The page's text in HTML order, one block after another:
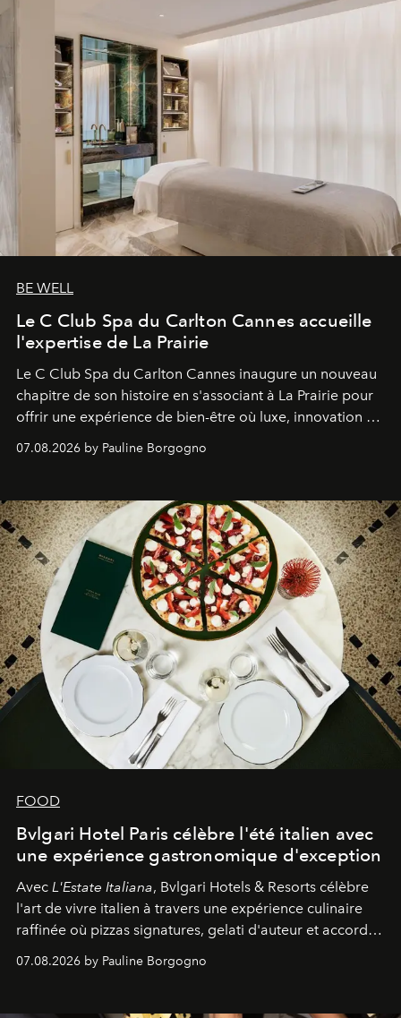
BE WELL
Le C Club Spa du Carlton Cannes accueille
l'expertise de La Prairie
Le C Club Spa du Carlton Cannes inaugure un nouveau
chapitre de son histoire en s'associant à La Prairie pour
offrir une expérience de bien-être où luxe, innovation et
07.08.2026 by Pauline Borgogno
FOOD
Bvlgari Hotel Paris célèbre l'été italien avec
une expérience gastronomique d'exception
Avec L'Estate Italiana, Bvlgari Hotels & Resorts célèbre
l'art de vivre italien à travers une expérience culinaire
raffinée où pizzas signatures, gelati d'auteur et accords
07.08.2026 by Pauline Borgogno